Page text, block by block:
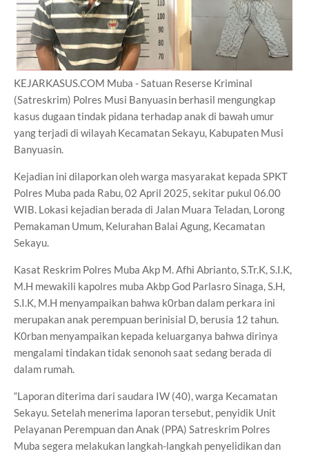
KEJARKASUS.COM Muba - Satuan Reserse Kriminal
(Satreskrim) Polres Musi Banyuasin berhasil mengungkap
kasus dugaan tindak pidana terhadap anak di bawah umur
yang terjadi di wilayah Kecamatan Sekayu, Kabupaten Musi
Banyuasin.
Kejadian ini dilaporkan oleh warga masyarakat kepada SPKT
Polres Muba pada Rabu, 02 April 2025, sekitar pukul 06.00
WIB. Lokasi kejadian berada di Jalan Muara Teladan, Lorong
Pemakaman Umum, Kelurahan Balai Agung, Kecamatan
Sekayu.
Kasat Reskrim Polres Muba Akp M. Afhi Abrianto, S.Tr.K, S.I.K,
M.H mewakili kapolres muba Akbp God Parlasro Sinaga, S.H,
S.I.K, M.H menyampaikan bahwa k0rban dalam perkara ini
merupakan anak perempuan berinisial D, berusia 12 tahun.
K0rban menyampaikan kepada keluarganya bahwa dirinya
mengalami tindakan tidak senonoh saat sedang berada di
dalam rumah.
“Laporan diterima dari saudara IW (40), warga Kecamatan
Sekayu. Setelah menerima laporan tersebut, penyidik Unit
Pelayanan Perempuan dan Anak (PPA) Satreskrim Polres
Muba segera melakukan langkah-langkah penyelidikan dan